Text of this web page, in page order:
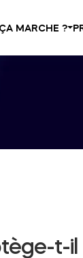
MARCHE ?
t-